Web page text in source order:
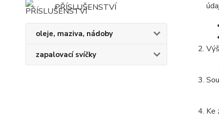
PŘÍSLUŠENSTVÍ
oleje, maziva, nádoby
zapalovací svíčky
Ke